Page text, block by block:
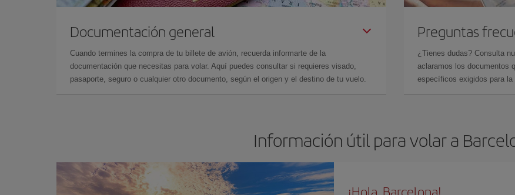
Documentación general
Cuando termines la compra de tu billete de avión, recuerda informarte de la
documentación que necesitas para volar. Aquí puedes consultar si requieres visado,
pasaporte, seguro o cualquier otro documento, según el origen y el destino de tu vuelo.
Preguntas
¿Tienes dudas? Consulta
aclaramos los documentos
específicos exigidos para la
Información útil para volar a